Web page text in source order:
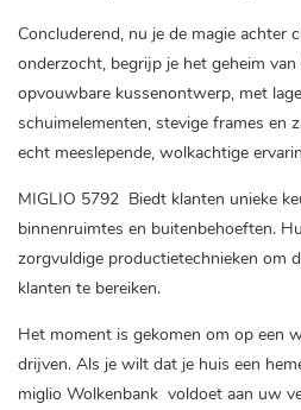
Concluderend, nu je de magie achter
onderzocht, begrijp je het geheim
opvouwbare kussenontwerp, met
schuimelementen, stevige frames en
echt meeslepende, wolkachtige
MIGLIO 5792 Biedt klanten unieke
binnenruimtes en buitenbehoeften.
zorgvuldige productietechnieken om
klanten te bereiken.
Het moment is gekomen om op een
drijven. Als je wilt dat je huis een
miglio Wolkenbank voldoet aan uw